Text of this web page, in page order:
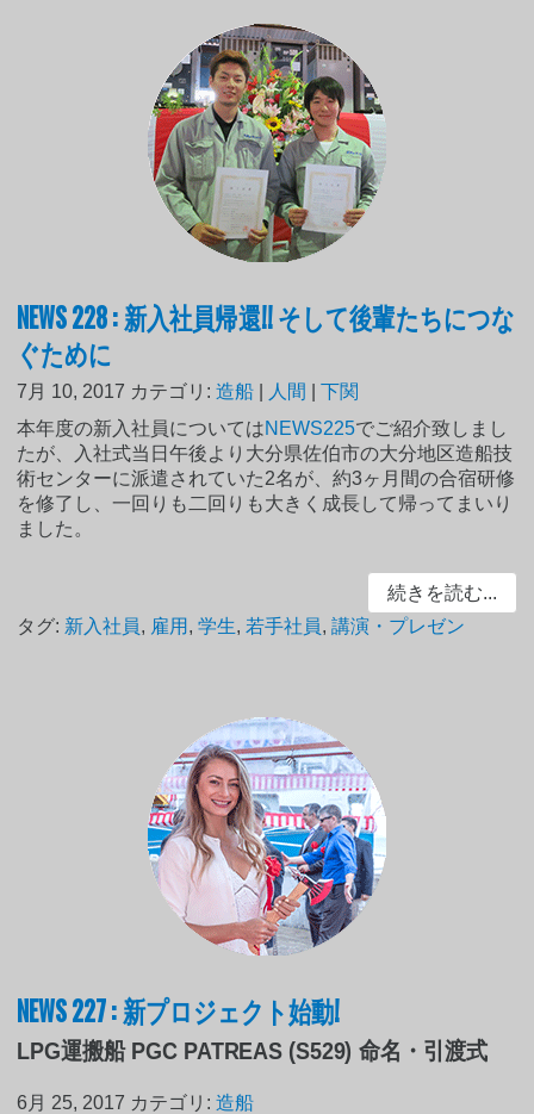
NEWS 228 : 新入社員帰還!! そして後輩たちにつな
ぐために
7月 10, 2017 カテゴリ:造船 人間 |下関
本年度の新入社員についてはNEWS225でご紹介致しまし
たが、入社式当日午後より大分県佐伯市の大分地区造船技
術センターに派遣されていた2名が、約3ヶ月間の合宿研修
を修了し、一回りも二回りも大きく成長して帰ってまいり
ました。
続きを読む...
タグ: 新入社員, 雇用 ,学生, 若手社員,講演・プレゼン
NEWS 227 : 新プロジェクト始動!
LPG運搬船 PGC PATREAS (S529) 命名・引渡式
6月 25, 2017 カテゴリ:造船